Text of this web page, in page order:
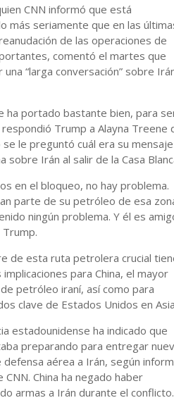
CNN informó que está
más seriamente que en las
de las operaciones de
comentó el martes que
“larga conversación” sobre
ha portado bastante bien, para
Trump a Alayna Treene
se le preguntó cuál era su
sobre Irán al salir de la Casa
en el bloqueo, no hay problema.
parte de su petróleo de esa
ningún problema. Y él es
Trump.
de esta ruta petrolera crucial
para China, el mayor
petróleo iraní, así como para
clave de Estados Unidos en
estadounidense ha indicado que
preparando para entregar
aérea a Irán, según
China ha negado haber
armas a Irán durante el conflicto.